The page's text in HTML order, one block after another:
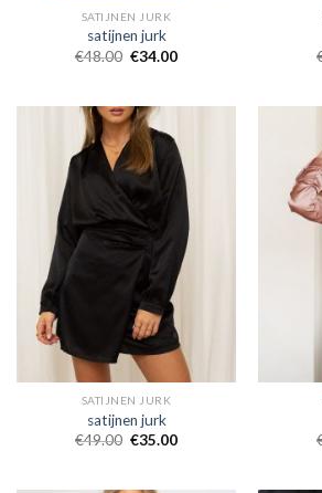
SATIJNEN JURK
satijnen jurk
€48.00 €34.00
SATIJNEN JURK
satijnen jurk
€49.00 €35.00